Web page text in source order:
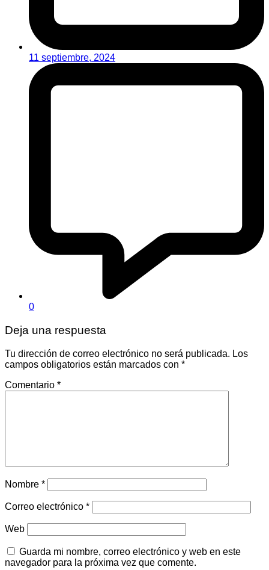
11 septiembre, 2024
0
Deja una respuesta
Tu dirección de correo electrónico no será publicada. Los
campos obligatorios están marcados con *
Comentario *
Nombre *
Correo electrónico *
Web
Guarda mi nombre, correo electrónico y web en este
navegador para la próxima vez que comente.